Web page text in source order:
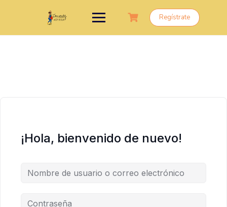
Regístrate
¡Hola, bienvenido de nuevo!